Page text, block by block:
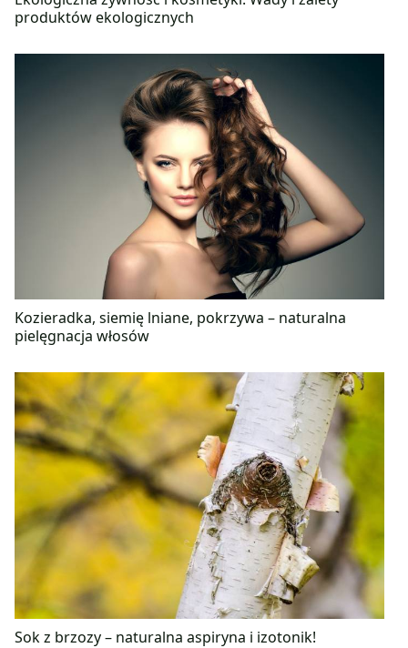
produktów ekologicznych
Kozieradka, siemię lniane, pokrzywa – naturalna
pielęgnacja włosów
Sok z brzozy – naturalna aspiryna i izotonik!